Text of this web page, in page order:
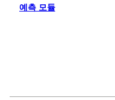
예측 모듈